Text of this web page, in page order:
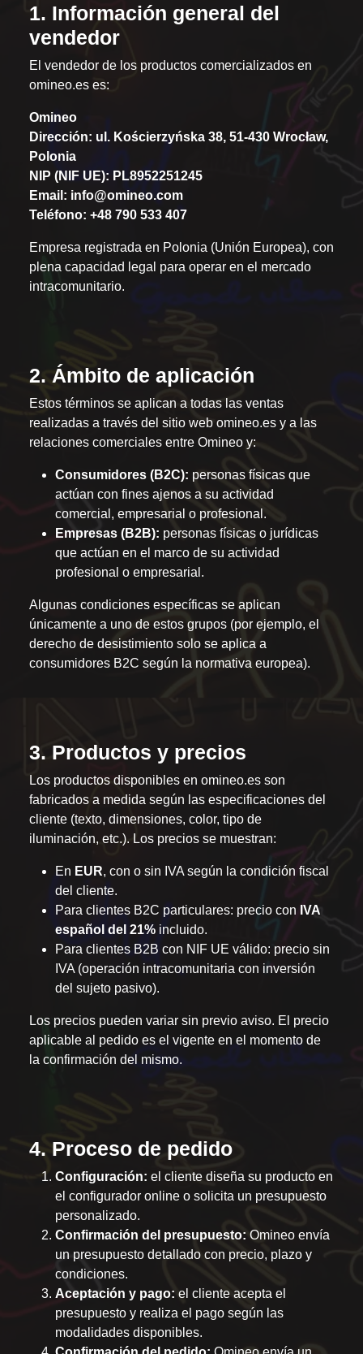
1. Información general del
vendedor
El vendedor de los productos comercializados en
omineo.es es:
Omineo
Dirección: ul. Kościerzyńska 38, 51-430 Wrocław,
Polonia
NIP (NIF UE): PL8952251245
Email: info@omineo.com
Teléfono: +48 790 533 407
Empresa registrada en Polonia (Unión Europea), con
plena capacidad legal para operar en el mercado
intracomunitario.
2. Ámbito de aplicación
Estos términos se aplican a todas las ventas
realizadas a través del sitio web omineo.es y a las
relaciones comerciales entre Omineo y:
Consumidores (B2C): personas físicas que
actúan con fines ajenos a su actividad
comercial, empresarial o profesional.
Empresas (B2B): personas físicas o jurídicas
que actúan en el marco de su actividad
profesional o empresarial.
Algunas condiciones específicas se aplican
únicamente a uno de estos grupos (por ejemplo, el
derecho de desistimiento solo se aplica a
consumidores B2C según la normativa europea).
3. Productos y precios
Los productos disponibles en omineo.es son
fabricados a medida según las especificaciones del
cliente (texto, dimensiones, color, tipo de
iluminación, etc.). Los precios se muestran:
En EUR, con o sin IVA según la condición fiscal
del cliente.
Para clientes B2C particulares: precio con IVA
español del 21% incluido.
Para clientes B2B con NIF UE válido: precio sin
IVA (operación intracomunitaria con inversión
del sujeto pasivo).
Los precios pueden variar sin previo aviso. El precio
aplicable al pedido es el vigente en el momento de
la confirmación del mismo.
4. Proceso de pedido
Configuración: el cliente diseña su producto en
el configurador online o solicita un presupuesto
personalizado.
Confirmación del presupuesto: Omineo envía
un presupuesto detallado con precio, plazo y
condiciones.
Aceptación y pago: el cliente acepta el
presupuesto y realiza el pago según las
modalidades disponibles.